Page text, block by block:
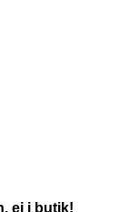
ej i butik!